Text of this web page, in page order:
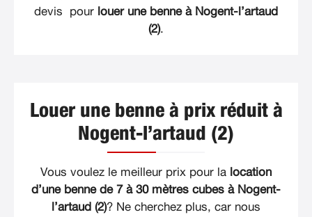
devis pour louer une benne à Nogent-l’artaud
(2).
Louer une benne à prix réduit à
Nogent-l’artaud (2)
Vous voulez le meilleur prix pour la location
d’une benne de 7 à 30 mètres cubes à Nogent-
l’artaud (2)? Ne cherchez plus, car nous